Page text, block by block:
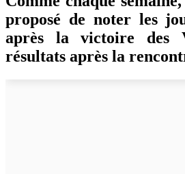
proposé de noter les
après la victoire des
résultats après la